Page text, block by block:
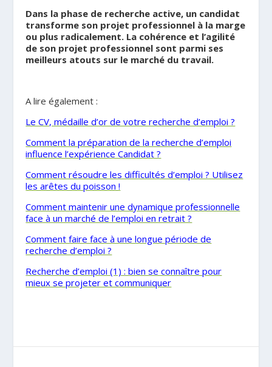
Dans la phase de recherche active, un candidat
transforme son projet professionnel à la marge
ou plus radicalement. La cohérence et l’agilité
de son projet professionnel sont parmi ses
meilleurs atouts sur le marché du travail.
A lire également :
Le CV, médaille d’or de votre recherche d’emploi ?
Comment la préparation de la recherche d’emploi
influence l’expérience Candidat ?
Comment résoudre les difficultés d’emploi ? Utilisez
les arêtes du poisson !
Comment maintenir une dynamique professionnelle
face à un marché de l’emploi en retrait ?
Comment faire face à une longue période de
recherche d’emploi ?
Recherche d’emploi (1) : bien se connaître pour
mieux se projeter et communiquer